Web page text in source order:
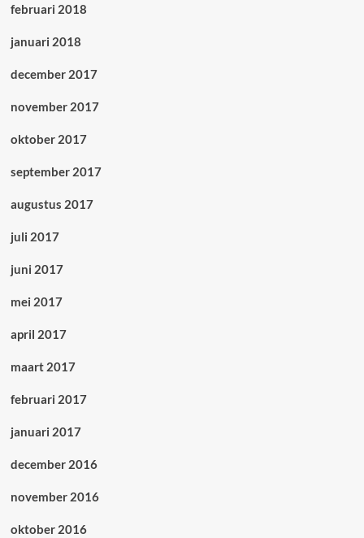
februari 2018
januari 2018
december 2017
november 2017
oktober 2017
september 2017
augustus 2017
juli 2017
juni 2017
mei 2017
april 2017
maart 2017
februari 2017
januari 2017
december 2016
november 2016
oktober 2016